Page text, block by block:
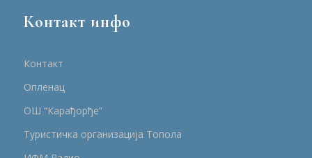
Контакт инфо
Контакт
Опленац
ОШ “Карађорђе”
Туристичка организација Топола